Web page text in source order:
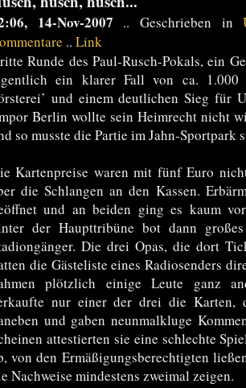
14-Nov-2007 .. Geschrieben in
.. Link
Runde des Paul-Rusch-Pokals, ein
ein klarer Fall von ca. 1.000
und einem deutlichen Sieg für
Berlin wollte sein Heimrecht nicht
so musste die Partie im Jahn-Sportpark
Kartenpreise waren mit fünf Euro
die Schlangen an den Kassen.
und an beiden ging es kaum
der Haupttribüne bot dann
Die drei Opas, die dort
die Gästeliste eines Radiosenders
plötzlich einige Leute ganz
nur einer der drei die Karten,
und gaben neunmalkluge
attestierten sie eine schlechte
von den Ermäßigungsberechtigten
Nachweise mindestens zweimal zeigen.